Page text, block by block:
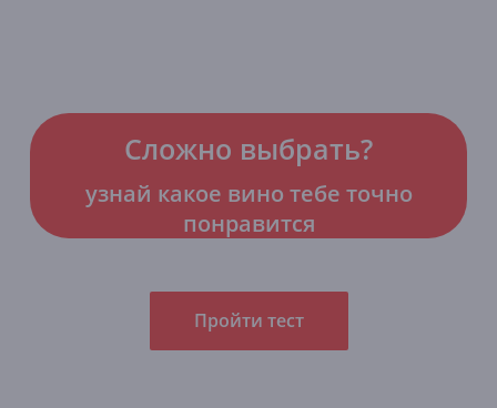
Сложно выбрать?
узнай какое вино тебе точно
понравится
Пройти тест